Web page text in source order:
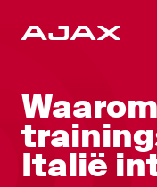
Italië